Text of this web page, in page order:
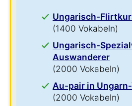
Ungarisch-
(1400 Vokabeln)
Ungarisch-
Auswanderer
(2000 Vokabeln)
Au-pair in
(2000 Vokabeln)